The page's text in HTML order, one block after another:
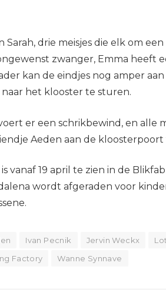
drie meisjes die elk om
zwanger, Emma heeft
kan de eindjes nog amper
het klooster te sturen.
er een schrikbewind, en alle
Aeden aan de
vanaf 19 april te zien in de
wordt afgeraden voor
Ivan Pecnik Jervin Weckx
Factory Wanne Synnave